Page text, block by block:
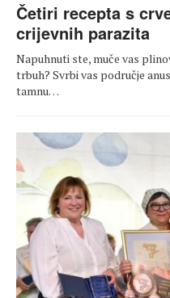
Četiri recepta s
crijevnih parazita
Napuhnuti ste, muče vas
trbuh? Svrbi vas područje
tamnu…